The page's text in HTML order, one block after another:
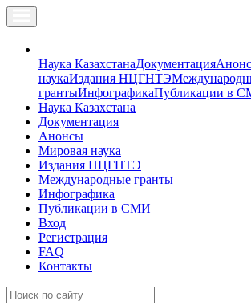
Наука КазахстанаДокументация
наукаИздания НЦГНТЭ
грантыИнфографикаПубликации в
Наука Казахстана
Документация
Анонсы
Мировая наука
Издания НЦГНТЭ
Международные гранты
Инфографика
Публикации в СМИ
Вход
Регистрация
FAQ
Контакты